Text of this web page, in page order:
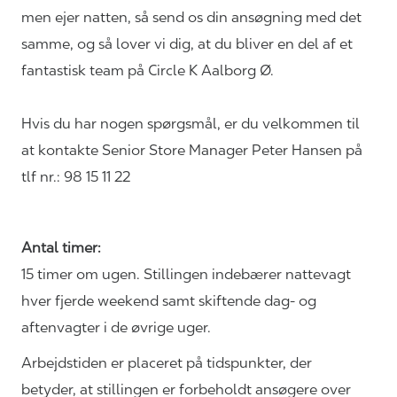
men ejer natten, så send os din ansøgning med det
samme, og så lover vi dig, at du bliver en del af et
fantastisk team på Circle K Aalborg Ø.
Hvis du har nogen spørgsmål, er du velkommen til
at kontakte Senior Store Manager Peter Hansen på
tlf nr.: 98 15 11 22
Antal timer:
15 timer om ugen. Stillingen indebærer nattevagt
hver fjerde weekend samt skiftende dag- og
aftenvagter i de øvrige uger.
Arbejdstiden er placeret på tidspunkter, der
betyder, at stillingen er forbeholdt ansøgere over